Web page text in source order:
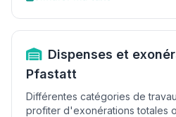
Dispenses et
Pfastatt
Différentes catégories de
profiter d'exonérations totales